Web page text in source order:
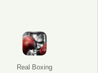
Real Boxing